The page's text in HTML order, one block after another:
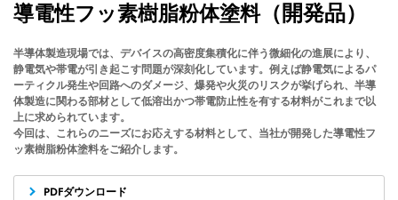
導電性フッ素樹脂粉体塗料（開発品）
半導体製造現場では、デバイスの高密度集積化に伴う微細化の進展により、
静電気や帯電が引き起こす問題が深刻化しています。例えば静電気によるパ
ーティクル発生や回路へのダメージ、爆発や火災のリスクが挙げられ、半導
体製造に関わる部材として低溶出かつ帯電防止性を有する材料がこれまで以
上に求められています。
今回は、これらのニーズにお応えする材料として、当社が開発した導電性フ
ッ素樹脂粉体塗料をご紹介します。
PDFダウンロード